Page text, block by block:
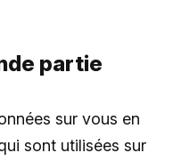
partie
sur vous en
sont utilisées sur